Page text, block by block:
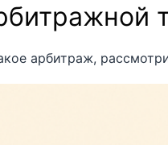
арбитраж,